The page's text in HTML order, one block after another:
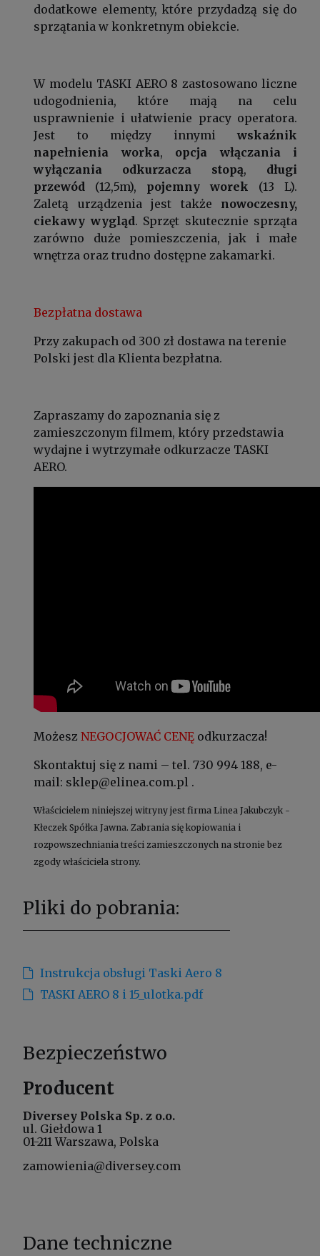
dodatkowe elementy, które przydadzą się do
sprzątania w konkretnym obiekcie.
W modelu TASKI AERO 8 zastosowano liczne
udogodnienia, które mają na celu
usprawnienie i ułatwienie pracy operatora.
Jest to między innymiwskaźnik
napełnienia worka, opcja włączania i
wyłączania odkurzacza stopą, długi
przewód (12,5m), pojemny worek (13 L).
Zaletą urządzenia jest także nowoczesny,
ciekawy wygląd. Sprzęt skutecznie sprząta
zarówno duże pomieszczenia, jak i małe
wnętrza oraz trudno dostępne zakamarki.
Bezpłatna dostawa
Przy zakupach od 300 zł dostawa na terenie
Polski jest dla Klienta bezpłatna.
Zapraszamy do zapoznania się z
zamieszczonym filmem, który przedstawia
wydajne i wytrzymałe odkurzacze TASKI
AERO.
MożeszNEGOCJOWAĆ CENĘ odkurzacza!
Skontaktuj się z nami – tel. 730 994 188, e-
mail: sklep@elinea.com.pl .
Właścicielem niniejszej witryny jest firma Linea Jakubczyk -
Kłeczek Spółka Jawna. Zabrania się kopiowania i
rozpowszechniania treści zamieszczonych na stronie bez
zgody właściciela strony.
Pliki do pobrania:
Instrukcja obsługi Taski Aero 8
TASKI AERO 8 i 15_ulotka.pdf
Bezpieczeństwo
Producent
Diversey Polska Sp. z o.o.
ul. Giełdowa 1
01-211 Warszawa, Polska
zamowienia@diversey.com
Dane techniczne